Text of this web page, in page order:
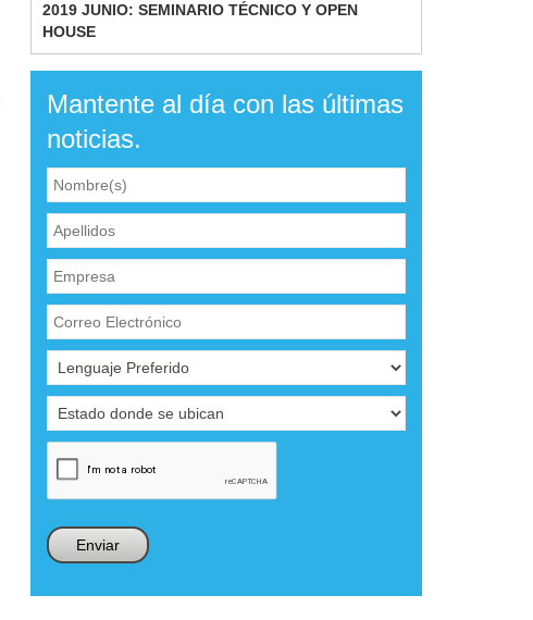
2019 JUNIO: SEMINARIO TÉCNICO Y OPEN
HOUSE
Mantente al día con las últimas
noticias.